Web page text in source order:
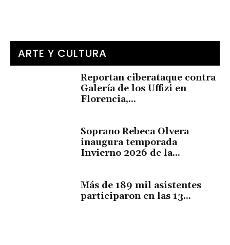
ARTE Y CULTURA
Reportan ciberataque contra
Galería de los Uffizi en
Florencia,...
Soprano Rebeca Olvera
inaugura temporada
Invierno 2026 de la...
Más de 189 mil asistentes
participaron en las 13...